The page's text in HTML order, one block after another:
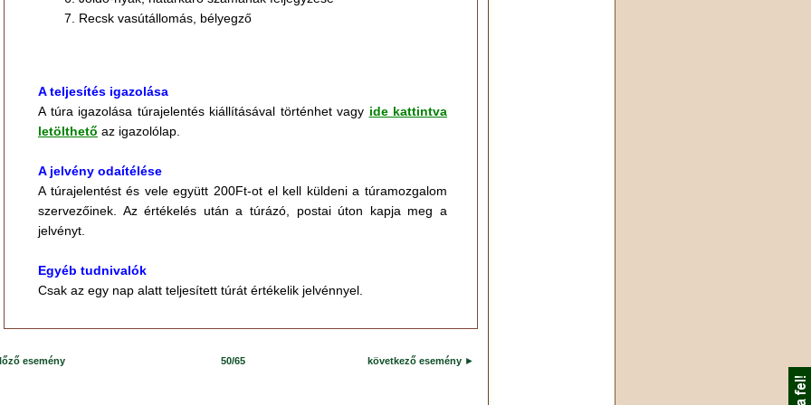
Recsk vasútállomás, bélyegző
A teljesítés igazolása
A túra igazolása túrajelentés kiállításával történhet vagy ide kattintva
letölthető az igazolólap.
A jelvény odaítélése
A túrajelentést és vele együtt 200Ft-ot el kell küldeni a túramozgalom
szervezőinek. Az értékelés után a túrázó, postai úton kapja meg a
jelvényt.
Egyéb tudnivalók
Csak az egy nap alatt teljesített túrát értékelik jelvénnyel.
esemény 50/65 következő esemény ►